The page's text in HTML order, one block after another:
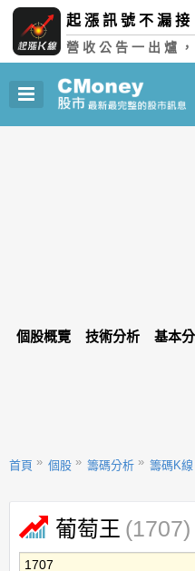
起漲訊號不漏接
營收公告一出爐
個股概覽 技術分析 基本
首頁 個股 籌碼分析 籌碼K線
葡萄王 (1707)